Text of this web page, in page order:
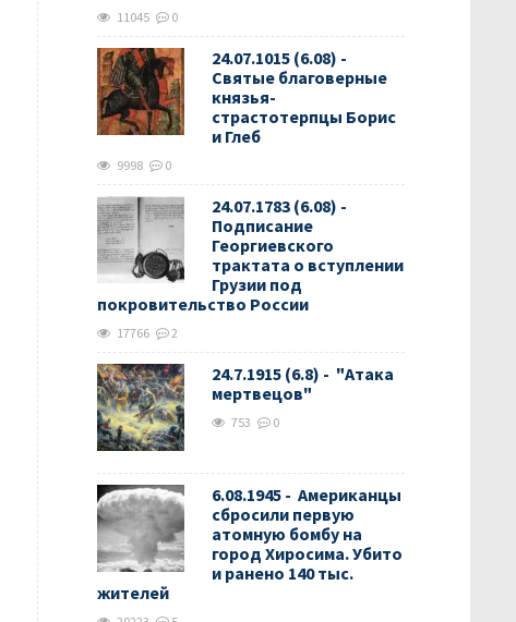
11045 0
24.07.1015 (6.08) -
Святые благоверные
князья-
страстотерпцы Борис
и Глеб
9998 0
24.07.1783 (6.08) -
Подписание
Георгиевского
трактата о вступлении
Грузии под
покровительство России
17766 2
24.7.1915 (6.8) - "Атака
мертвецов"
753 0
6.08.1945 - Американцы
сбросили первую
атомную бомбу на
город Хиросима. Убито
и ранено 140 тыс.
жителей